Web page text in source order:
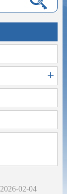
+
2026-02-04